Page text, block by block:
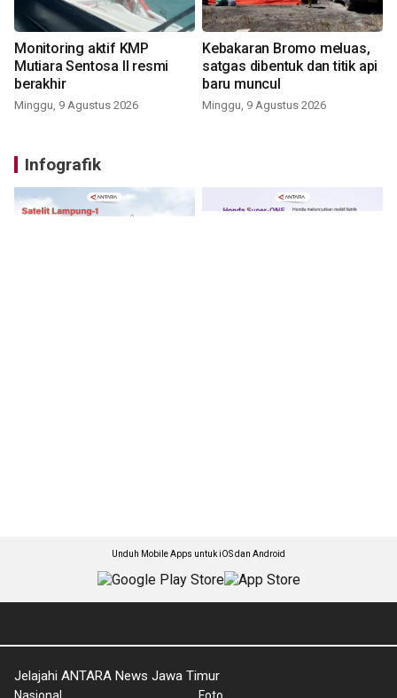
Monitoring aktif KMP
Mutiara Sentosa II resmi
berakhir
Minggu, 9 Agustus 2026
Kebakaran Bromo meluas,
satgas dibentuk dan titik api
baru muncul
Minggu, 9 Agustus 2026
Infografik
Unduh Mobile Apps untuk iOS dan Android
Jelajahi ANTARA News Jawa Timur